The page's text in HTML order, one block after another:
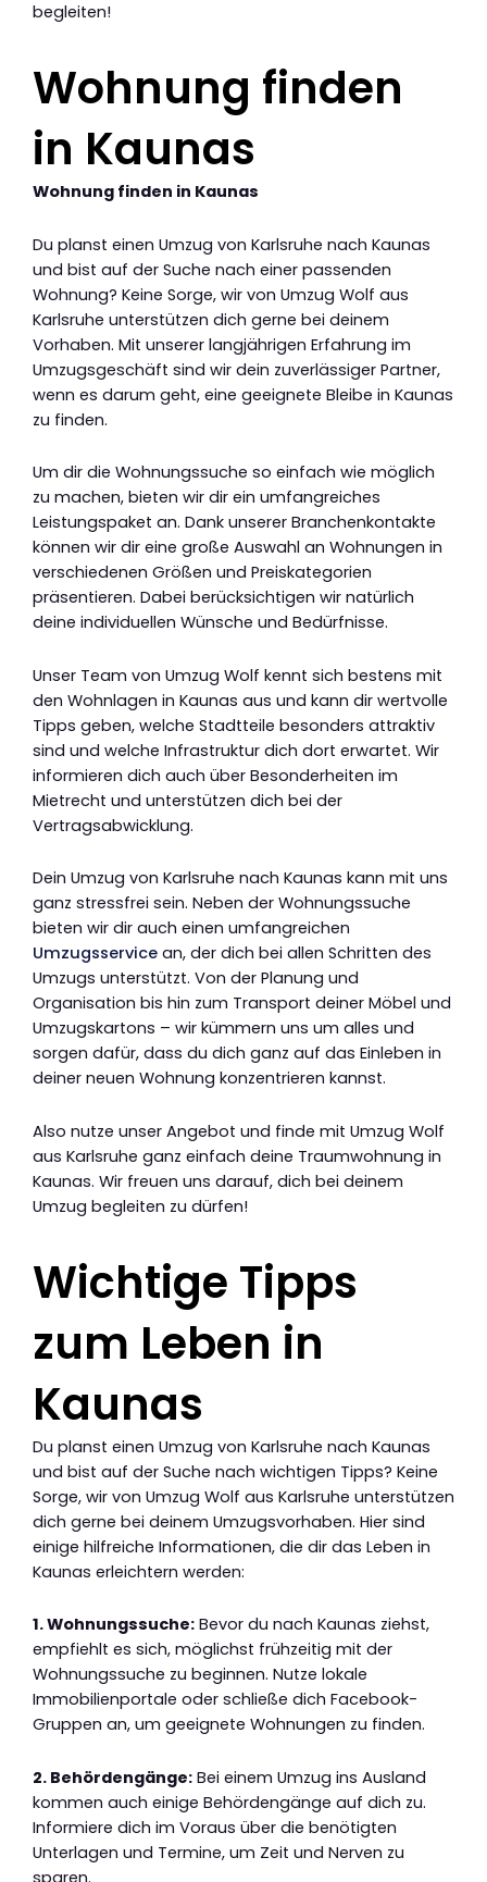
begleiten!
Wohnung finden
in Kaunas
Wohnung finden in Kaunas
Du planst einen Umzug von Karlsruhe nach Kaunas
und bist auf der Suche nach einer passenden
Wohnung? Keine Sorge, wir von Umzug Wolf aus
Karlsruhe unterstützen dich gerne bei deinem
Vorhaben. Mit unserer langjährigen Erfahrung im
Umzugsgeschäft sind wir dein zuverlässiger Partner,
wenn es darum geht, eine geeignete Bleibe in Kaunas
zu finden.
Um dir die Wohnungssuche so einfach wie möglich
zu machen, bieten wir dir ein umfangreiches
Leistungspaket an. Dank unserer Branchenkontakte
können wir dir eine große Auswahl an Wohnungen in
verschiedenen Größen und Preiskategorien
präsentieren. Dabei berücksichtigen wir natürlich
deine individuellen Wünsche und Bedürfnisse.
Unser Team von Umzug Wolf kennt sich bestens mit
den Wohnlagen in Kaunas aus und kann dir wertvolle
Tipps geben, welche Stadtteile besonders attraktiv
sind und welche Infrastruktur dich dort erwartet. Wir
informieren dich auch über Besonderheiten im
Mietrecht und unterstützen dich bei der
Vertragsabwicklung.
Dein Umzug von Karlsruhe nach Kaunas kann mit uns
ganz stressfrei sein. Neben der Wohnungssuche
bieten wir dir auch einen umfangreichen
Umzugsservice an, der dich bei allen Schritten des
Umzugs unterstützt. Von der Planung und
Organisation bis hin zum Transport deiner Möbel und
Umzugskartons – wir kümmern uns um alles und
sorgen dafür, dass du dich ganz auf das Einleben in
deiner neuen Wohnung konzentrieren kannst.
Also nutze unser Angebot und finde mit Umzug Wolf
aus Karlsruhe ganz einfach deine Traumwohnung in
Kaunas. Wir freuen uns darauf, dich bei deinem
Umzug begleiten zu dürfen!
Wichtige Tipps
zum Leben in
Kaunas
Du planst einen Umzug von Karlsruhe nach Kaunas
und bist auf der Suche nach wichtigen Tipps? Keine
Sorge, wir von Umzug Wolf aus Karlsruhe unterstützen
dich gerne bei deinem Umzugsvorhaben. Hier sind
einige hilfreiche Informationen, die dir das Leben in
Kaunas erleichtern werden:
1. Wohnungssuche: Bevor du nach Kaunas ziehst,
empfiehlt es sich, möglichst frühzeitig mit der
Wohnungssuche zu beginnen. Nutze lokale
Immobilienportale oder schließe dich Facebook-
Gruppen an, um geeignete Wohnungen zu finden.
2. Behördengänge: Bei einem Umzug ins Ausland
kommen auch einige Behördengänge auf dich zu.
Informiere dich im Voraus über die benötigten
Unterlagen und Termine, um Zeit und Nerven zu
sparen.